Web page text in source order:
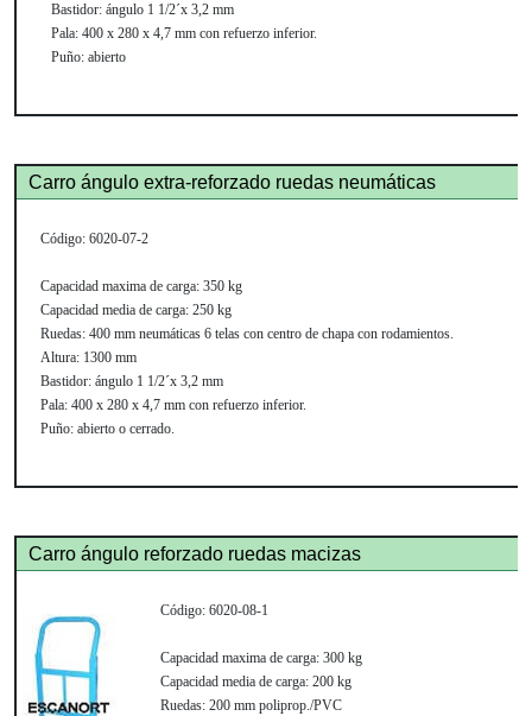
Bastidor: ángulo 1 1/2´x 3,2 mm
Pala: 400 x 280 x 4,7 mm con refuerzo inferior.
Puño: abierto
Carro ángulo extra-reforzado ruedas neumáticas
Código: 6020-07-2
Capacidad maxima de carga: 350 kg
Capacidad media de carga: 250 kg
Ruedas: 400 mm neumáticas 6 telas con centro de chapa con rodamientos.
Altura: 1300 mm
Bastidor: ángulo 1 1/2´x 3,2 mm
Pala: 400 x 280 x 4,7 mm con refuerzo inferior.
Puño: abierto o cerrado.
Carro ángulo reforzado ruedas macizas
Código: 6020-08-1
Capacidad maxima de carga: 300 kg
Capacidad media de carga: 200 kg
Ruedas: 200 mm poliprop./PVC